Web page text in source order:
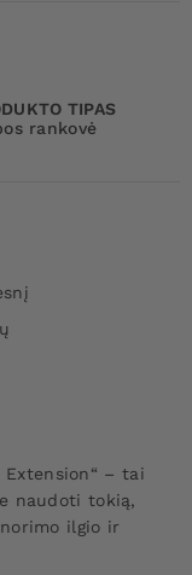
TIPAS
rankovė
Extension“ – tai
naudoti tokią,
ilgio ir